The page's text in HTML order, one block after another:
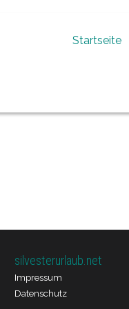
Startseite
silvesterurlaub.net
Impressum
Datenschutz